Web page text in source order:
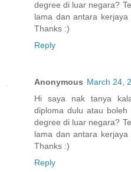
degree di luar negara?
lama dan antara
Thanks :)
Reply
Anonymous March 24,
Hi saya nak tanya
diploma dulu atau
degree di luar negara?
lama dan antara
Thanks :)
Reply